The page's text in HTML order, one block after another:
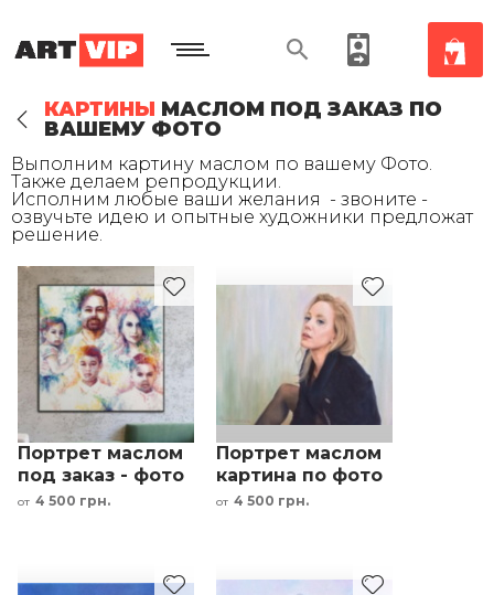
КАРТИНЫ МАСЛОМ ПОД ЗАКАЗ ПО
ВАШЕМУ ФОТО
Выполним картину маслом по вашему Фото.
Также делаем репродукции.
Исполним любые ваши желания - звоните -
озвучьте идею и опытные художники предложат
решение.
Портрет маслом
под заказ - фото
семьи
от 4 500 грн.
Портрет маслом
картина по фото
под заказ
от 4 500 грн.